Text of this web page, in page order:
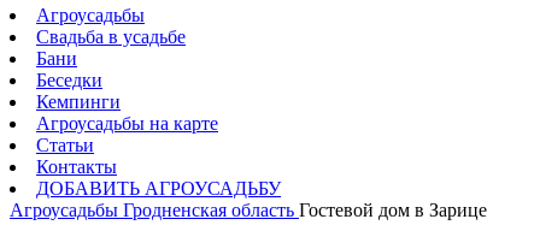
Агроусадьбы
Свадьба в усадьбе
Бани
Беседки
Кемпинги
Агроусадьбы на карте
Статьи
Контакты
ДОБАВИТЬ АГРОУСАДЬБУ
Агроусадьбы Гродненская область Гостевой дом в Зарице